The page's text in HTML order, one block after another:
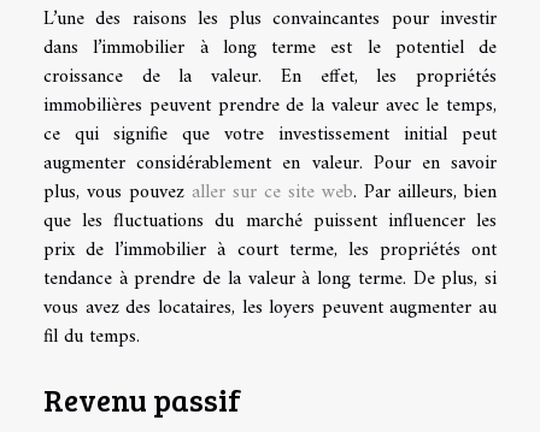
L’une des raisons les plus convaincantes pour investir
dans l’immobilier à long terme est le potentiel de
croissance de la valeur. En effet, les propriétés
immobilières peuvent prendre de la valeur avec le temps,
ce qui signifie que votre investissement initial peut
augmenter considérablement en valeur. Pour en savoir
plus, vous pouvez aller sur ce site web. Par ailleurs, bien
que les fluctuations du marché puissent influencer les
prix de l’immobilier à court terme, les propriétés ont
tendance à prendre de la valeur à long terme. De plus, si
vous avez des locataires, les loyers peuvent augmenter au
fil du temps.
Revenu passif